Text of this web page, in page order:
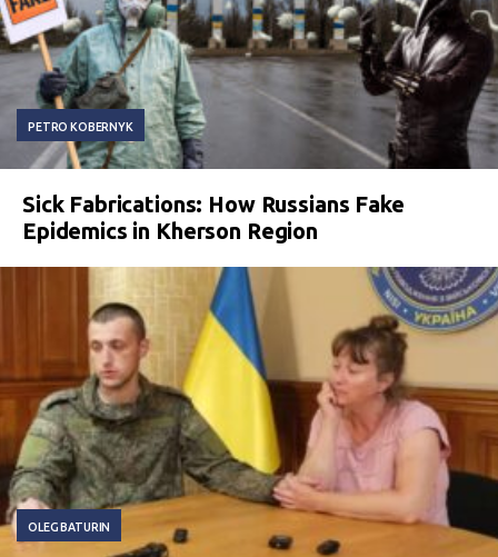
PETRO KOBERNYK
Sick Fabrications: How Russians Fake
Epidemics in Kherson Region
OLEG BATURIN